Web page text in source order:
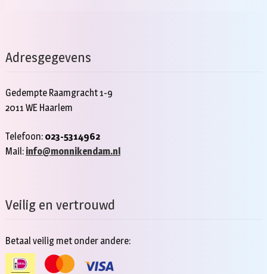
Adresgegevens
Gedempte Raamgracht 1-9
2011 WE Haarlem
Telefoon: 023-5314962
Mail: info@monnikendam.nl
Veilig en vertrouwd
Betaal veilig met onder andere: